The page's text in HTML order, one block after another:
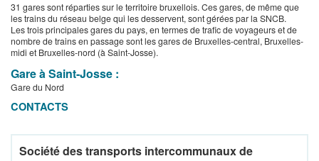
31 gares sont réparties sur le territoire bruxellois. Ces gares, de même que
les trains du réseau belge qui les desservent, sont gérées par la SNCB.
Les trois principales gares du pays, en termes de trafic de voyageurs et de
nombre de trains en passage sont les gares de Bruxelles-central, Bruxelles-
midi et Bruxelles-nord (à Saint-Josse).
Gare à Saint-Josse :
Gare du Nord
CONTACTS
Société des transports intercommunaux de